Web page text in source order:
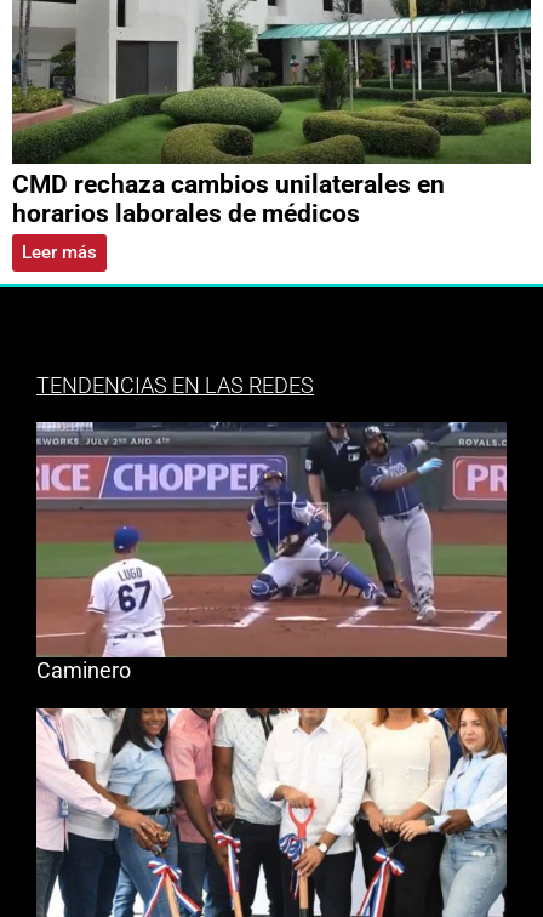
CMD rechaza cambios unilaterales en
horarios laborales de médicos
Leer más
TENDENCIAS EN LAS REDES
Caminero